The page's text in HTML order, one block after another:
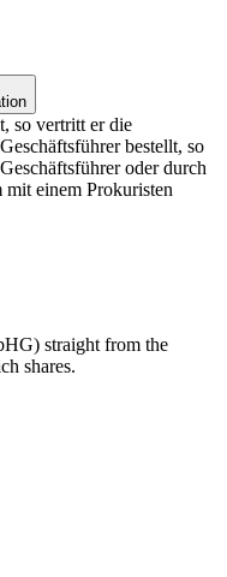
so vertritt er die
bestellt, so
oder durch
mit einem Prokuristen
straight from the
shares.